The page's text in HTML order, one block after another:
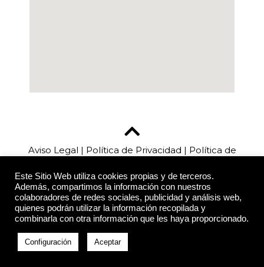
Aviso Legal | Política de Privacidad | Política de
CDC Louvers © 2019. Todos los derechos
reservados.
Desarrollado por
Este Sitio Web utiliza cookies propias y de terceros.
Además, compartimos la información con nuestros
colaboradores de redes sociales, publicidad y análisis web,
quienes podrán utilizar la información recopilada y
combinarla con otra información que les haya proporcionado.
Configuración Aceptar